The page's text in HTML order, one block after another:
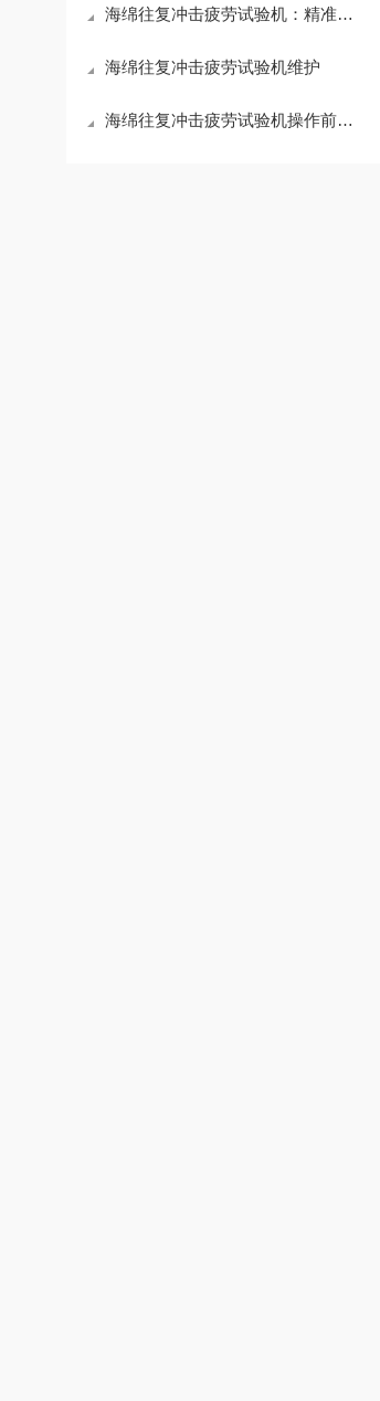
海绵往复冲击疲劳试验机：精准评估海绵性能的关键设备
海绵往复冲击疲劳试验机维护
海绵往复冲击疲劳试验机操作前要检查铸件是否有毛刺、飞边和冒口